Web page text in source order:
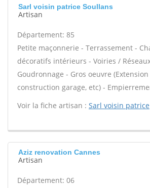
Sarl voisin patrice Soullans
Artisan
Département: 85
Petite maçonnerie - Terrassement -
décoratifs intérieurs - Voiries /
Goudronnage - Gros oeuvre
construction garage, etc) -
Voir la fiche artisan : Sarl voisin patrice
Aziz renovation Cannes
Artisan
Département: 06